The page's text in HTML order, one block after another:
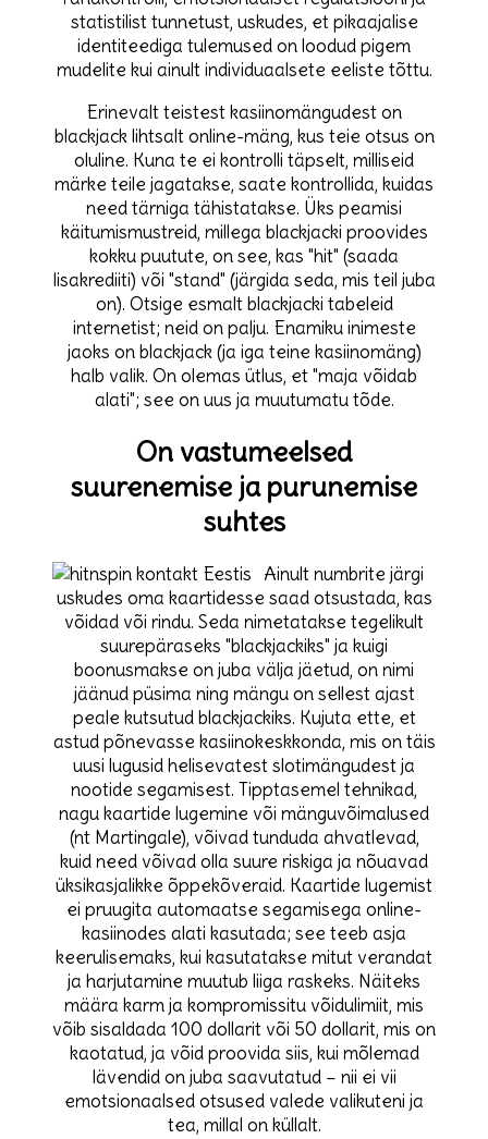
statistilist tunnetust, uskudes, et pikaajalise
identiteediga tulemused on loodud pigem
mudelite kui ainult individuaalsete eeliste tõttu.
Erinevalt teistest kasiinomängudest on
blackjack lihtsalt online-mäng, kus teie otsus on
oluline. Kuna te ei kontrolli täpselt, milliseid
märke teile jagatakse, saate kontrollida, kuidas
need tärniga tähistatakse. Üks peamisi
käitumismustreid, millega blackjacki proovides
kokku puutute, on see, kas "hit" (saada
lisakrediiti) või "stand" (järgida seda, mis teil juba
on). Otsige esmalt blackjacki tabeleid
internetist; neid on palju. Enamiku inimeste
jaoks on blackjack (ja iga teine ​​kasiinomäng)
halb valik. On olemas ütlus, et "maja võidab
alati"; see on uus ja muutumatu tõde.
On vastumeelsed
suurenemise ja purunemise
suhtes
Ainult numbrite järgi
uskudes oma kaartidesse saad otsustada, kas
võidad või rindu. Seda nimetatakse tegelikult
suurepäraseks "blackjackiks" ja kuigi
boonusmakse on juba välja jäetud, on nimi
jäänud püsima ning mängu on sellest ajast
peale kutsutud blackjackiks. Kujuta ette, et
astud põnevasse kasiinokeskkonda, mis on täis
uusi lugusid helisevatest slotimängudest ja
nootide segamisest. Tipptasemel tehnikad,
nagu kaartide lugemine või mänguvõimalused
(nt Martingale), võivad tunduda ahvatlevad,
kuid need võivad olla suure riskiga ja nõuavad
üksikasjalikke õppekõveraid. Kaartide lugemist
ei pruugita automaatse segamisega online-
kasiinodes alati kasutada; see teeb asja
keerulisemaks, kui kasutatakse mitut verandat
ja harjutamine muutub liiga raskeks. Näiteks
määra karm ja kompromissitu võidulimiit, mis
võib sisaldada 100 dollarit või 50 dollarit, mis on
kaotatud, ja võid proovida siis, kui mõlemad
lävendid on juba saavutatud – nii ei vii
emotsionaalsed otsused valede valikuteni ja
tea, millal on küllalt.